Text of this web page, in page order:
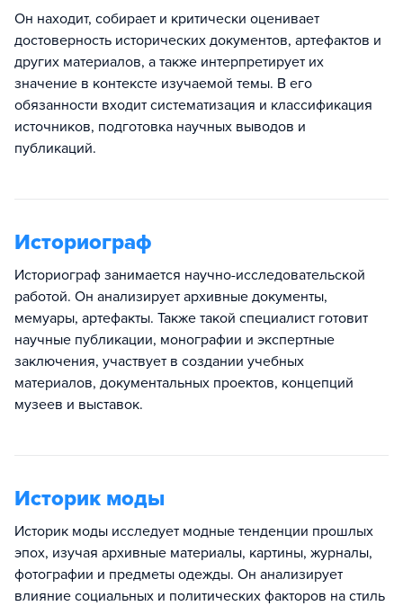
Он находит, собирает и критически оценивает
достоверность исторических документов, артефактов и
других материалов, а также интерпретирует их
значение в контексте изучаемой темы. В его
обязанности входит систематизация и классификация
источников, подготовка научных выводов и
публикаций.
Историограф
Историограф занимается научно-исследовательской
работой. Он анализирует архивные документы,
мемуары, артефакты. Также такой специалист готовит
научные публикации, монографии и экспертные
заключения, участвует в создании учебных
материалов, документальных проектов, концепций
музеев и выставок.
Историк моды
Историк моды исследует модные тенденции прошлых
эпох, изучая архивные материалы, картины, журналы,
фотографии и предметы одежды. Он анализирует
влияние социальных и политических факторов на стиль